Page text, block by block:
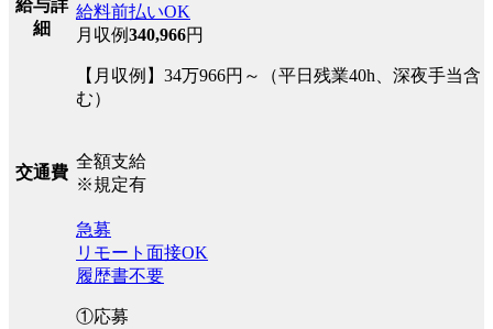
給与詳
細
給料前払いOK
月収例340,966円
【月収例】34万966円～（平日残業40h、深夜手当含
む）
交通費
全額支給
※規定有
急募
リモート面接OK
履歴書不要
①応募